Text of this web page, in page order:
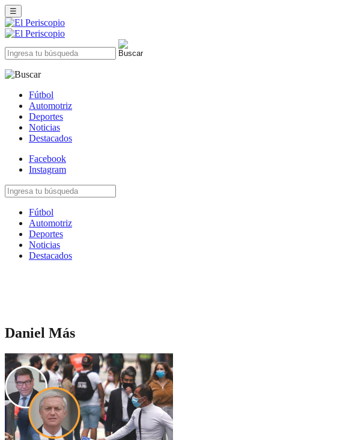
☰
Fútbol
Automotriz
Deportes
Noticias
Destacados
Facebook
Instagram
Fútbol
Automotriz
Deportes
Noticias
Destacados
Daniel Más